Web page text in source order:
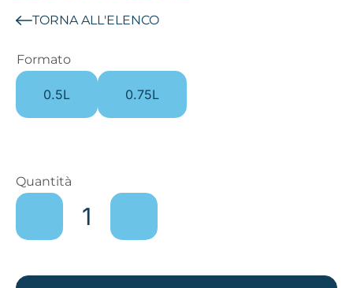
TORNA ALL'ELENCO
Formato
0.5L 0.75L
Quantità
FLASKA
THE
BEGINNING